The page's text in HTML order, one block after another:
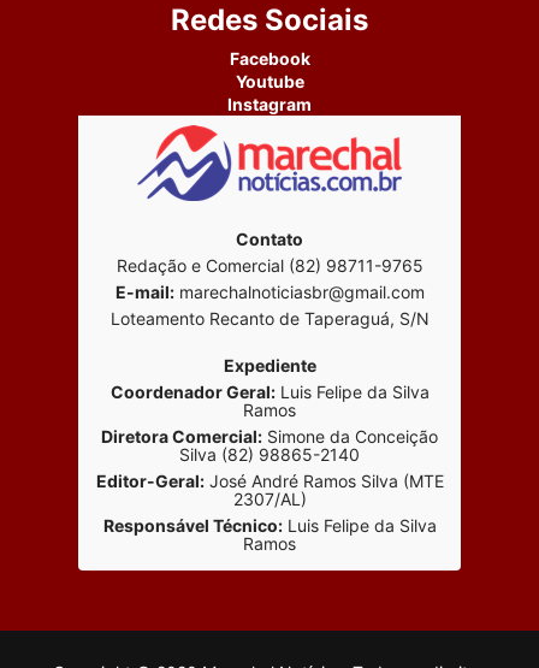
Redes Sociais
Facebook
Youtube
Instagram
Contato
Redação e Comercial (82) 98711-9765
E-mail:marechalnoticiasbr@gmail.com
Loteamento Recanto de Taperaguá, S/N
Expediente
Coordenador Geral:Luis Felipe da Silva
Ramos
Diretora Comercial: Simone da Conceição
Silva (82) 98865-2140
Editor-Geral:José André Ramos Silva (MTE
2307/AL)
Responsável Técnico:Luis Felipe da Silva
Ramos